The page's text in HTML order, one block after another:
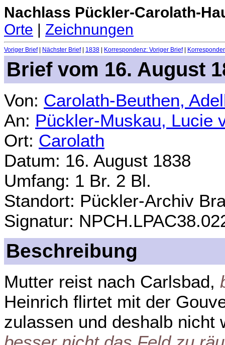
Nachlass Pückler-Carolath-
Orte | Zeichnungen
Voriger Brief| Nächster Brief| 1838 Korrespondenz: Voriger Brief|
Brief vom 16. August
Von: Carolath-Beuthen,
An: Pückler-Muskau, Lucie
Ort: Carolath
Datum: 16. August 1838
Umfang: 1 Br. 2 Bl.
Standort: Pückler-Archiv
Signatur:
Beschreibung
Mutter reist nach Carlsbad,
Heinrich flirtet mit der
zulassen und deshalb nicht